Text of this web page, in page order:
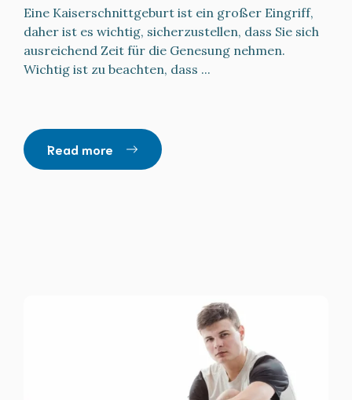
Eine Kaiserschnittgeburt ist ein großer Eingriff,
daher ist es wichtig, sicherzustellen, dass Sie sich
ausreichend Zeit für die Genesung nehmen.
Wichtig ist zu beachten, dass ...
Read more